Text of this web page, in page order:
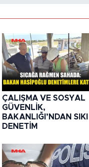
ÇALIŞMA VE SOSYAL
GÜVENLİK,
BAKANLIĞI’NDAN SIKI
DENETİM